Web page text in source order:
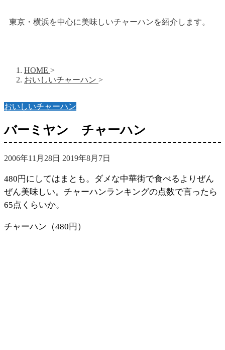
東京・横浜を中心に美味しいチャーハンを紹介します。
HOME >
おいしいチャーハン >
おいしいチャーハン
バーミヤン チャーハン
2006年11月28日 2019年8月7日
480円にしてはまとも。ダメな中華街で食べるよりぜん
ぜん美味しい。チャーハンランキングの点数で言ったら
65点くらいか。
チャーハン（480円）